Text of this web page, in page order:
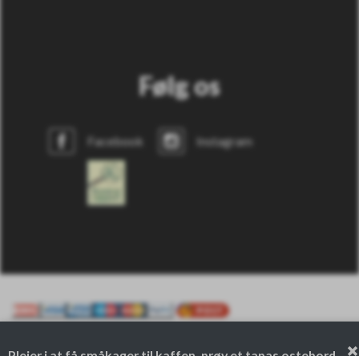
Følg os
Facebook Instagram